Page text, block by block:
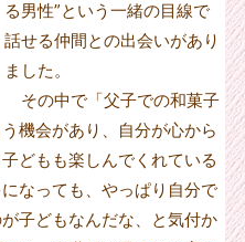
る男性”という一緒の目線で
話せる仲間との出会いがあり
ました。
その中で「父子での和菓子
機会があり、自分が心から
どもも楽しんでくれている
なっても、やっぱり自分で
子どもなんだな、と気付か